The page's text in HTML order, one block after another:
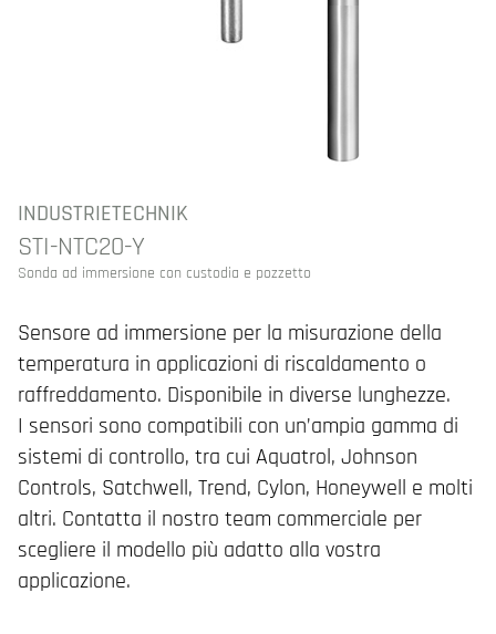
INDUSTRIETECHNIK
STI-NTC20-Y
Sonda ad immersione con custodia e pozzetto
Sensore ad immersione per la misurazione della
temperatura in applicazioni di riscaldamento o
raffreddamento. Disponibile in diverse lunghezze.
I sensori sono compatibili con un’ampia gamma di
sistemi di controllo, tra cui Aquatrol, Johnson
Controls, Satchwell, Trend, Cylon, Honeywell e molti
altri. Contatta il nostro team commerciale per
scegliere il modello più adatto alla vostra
applicazione.